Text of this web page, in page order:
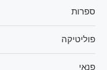
ספרות
פוליטיקה
פנאי